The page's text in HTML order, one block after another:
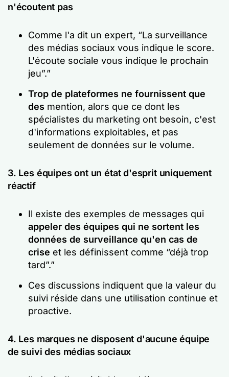
n'écoutent pas
Comme l'a dit un expert, “La surveillance
des médias sociaux vous indique le score.
L'écoute sociale vous indique le prochain
jeu”.”
Trop de plateformes ne fournissent que
des mention, alors que ce dont les
spécialistes du marketing ont besoin, c'est
d'informations exploitables, et pas
seulement de données sur le volume.
3. Les équipes ont un état d'esprit uniquement
réactif
Il existe des exemples de messages qui
appeler des équipes qui ne sortent les
données de surveillance qu'en cas de
crise et les définissent comme “déjà trop
tard”.”
Ces discussions indiquent que la valeur du
suivi réside dans une utilisation continue et
proactive.
4. Les marques ne disposent d'aucune équipe
de suivi des médias sociaux